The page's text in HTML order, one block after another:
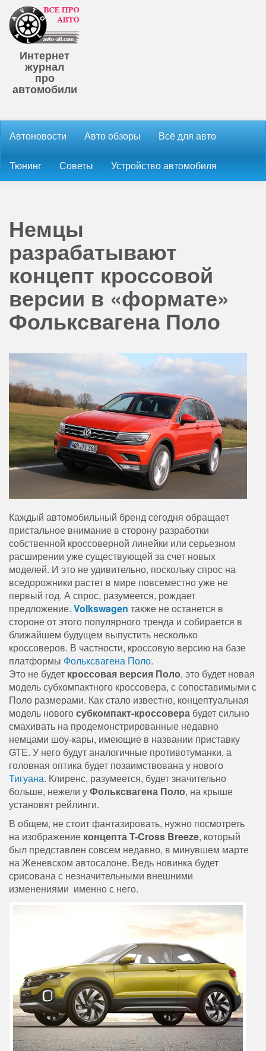
Интернет
журнал
про
автомобили
Автоновости Авто обзоры Всё для авто
Тюнинг Советы Устройство автомобиля
Немцы
разрабатывают
концепт кроссовой
версии в «формате»
Фольксвагена Поло
Каждый автомобильный бренд сегодня обращает
пристальное внимание в сторону разработки
собственной кроссоверной линейки или серьезном
расширении уже существующей за счет новых
моделей. И это не удивительно, поскольку спрос на
вседорожники растет в мире повсеместно уже не
первый год. А спрос, разумеется, рождает
предложение. Volkswagen также не останется в
стороне от этого популярного тренда и собирается в
ближайшем будущем выпустить несколько
кроссоверов. В частности, кроссовую версию на базе
платформы Фольксвагена Поло.
Это не будет кроссовая версия Поло, это будет новая
модель субкомпактного кроссовера, с сопоставимыми с
Поло размерами. Как стало известно, концептуальная
модель новогосубкомпакт-кроссовера будет сильно
смахивать на продемонстрированные недавно
немцами шоу-кары, имеющие в названии приставку
GTE. У него будут аналогичные противотуманки, а
головная оптика будет позаимствована у нового
Тигуана. Клиренс, разумеется, будет значительно
больше, нежели уФольксвагена Поло, на крыше
установят рейлинги.
В общем, не стоит фантазировать, нужно посмотреть
на изображение концепта T-Cross Breeze, который
был представлен совсем недавно, в минувшем марте
на Женевском автосалоне. Ведь новинка будет
срисована с незначительными внешними
изменениями именно с него.